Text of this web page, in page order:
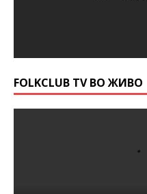
FOLKCLUB TV ВО ЖИВО